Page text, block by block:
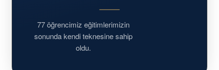
77 öğrencimiz eğitimlerimizin
sonunda kendi teknesine sahip
oldu.